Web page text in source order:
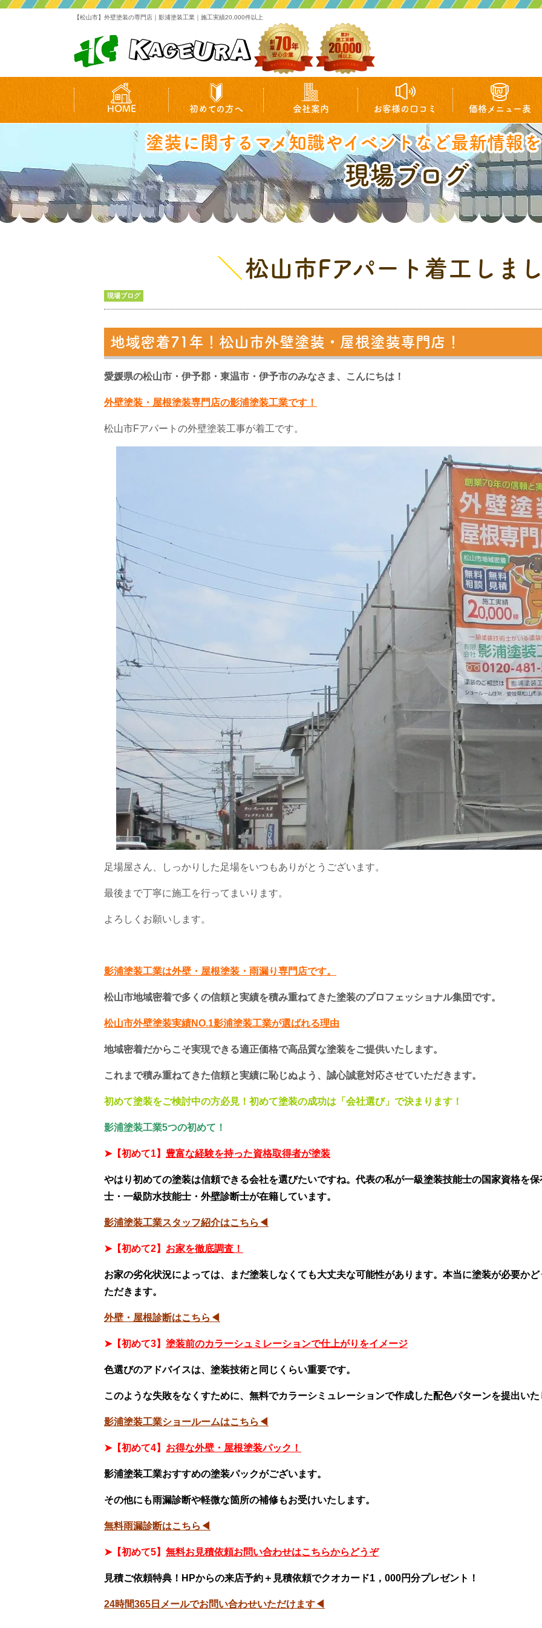
【松山市】外壁塗装の専門店｜影浦塗装工業｜施工実績20,000件以上
HOME 初めての方へ 会社案内 お客様の口コミ 価格メニュー表
塗装に関するマメ知識やイベントなど最新情報
現場ブログ
松山市Fアパート着工しま
現場ブログ
地域密着71年！松山市外壁塗装・屋根塗装専門店！
愛媛県の松山市・伊予郡・東温市・伊予市のみなさま、こんにちは！
外壁塗装・屋根塗装専門店の影浦塗装工業です！
松山市Fアパートの外壁塗装工事が着工です。
足場屋さん、しっかりした足場をいつもありがとうございます。
最後まで丁寧に施工を行ってまいります。
よろしくお願いします。
影浦塗装工業は外壁・屋根塗装・雨漏り専門店です。
松山市地域密着で多くの信頼と実績を積み重ねてきた塗装のプロフェッショナル集団です。
松山市外壁塗装実績NO.1影浦塗装工業が選ばれる理由
地域密着だからこそ実現できる適正価格で高品質な塗装をご提供いたします。
これまで積み重ねてきた信頼と実績に恥じぬよう、誠心誠意対応させていただきます。
初めて塗装をご検討中の方必見！初めて塗装の成功は「会社選び」で決まります！
影浦塗装工業5つの初めて！
➤【初めて1】 豊富な経験を持った資格取得者が塗装
やはり初めての塗装は信頼できる会社を選びたいですね。代表の私が一級塗装技能士の国家資格を
士・一級防水技能士・外壁診断士が在籍しています。
影浦塗装工業スタッフ紹介はこちら◀
➤【初めて2】 お家を徹底調査！
お家の劣化状況によっては、まだ塗装しなくても大丈夫な可能性があります。本当に塗装が必要か
ただきます。
外壁・屋根診断はこちら◀
➤【初めて3】 塗装前のカラーシュミレーションで仕上がりをイメージ
色選びのアドバイスは、塗装技術と同じくらい重要です。
このような失敗をなくすために、無料でカラーシミュレーションで作成した配色パターンを提出い
影浦塗装工業ショールームはこちら◀
➤【初めて4】 お得な外壁・屋根塗装パック！
影浦塗装工業おすすめの塗装パックがございます。
その他にも雨漏診断や軽微な箇所の補修もお受けいたします。
無料雨漏診断はこちら◀
➤【初めて5】 無料お見積依頼お問い合わせはこちらからどうぞ
見積ご依頼特典！HPからの来店予約＋見積依頼でクオカード1，000円分プレゼント！
24時間365日メールでお問い合わせいただけます◀